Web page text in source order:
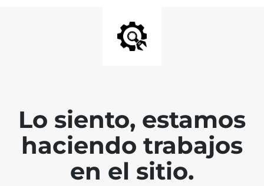
Lo siento, estamos
haciendo trabajos
en el sitio.